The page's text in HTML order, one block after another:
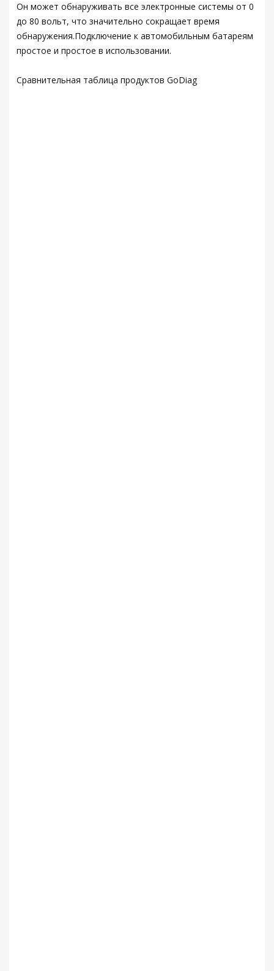
Он может обнаруживать все электронные системы от 0
до 80 вольт, что значительно сокращает время
обнаружения.Подключение к автомобильным батареям
простое и простое в использовании.
Сравнительная таблица продуктов GoDiag